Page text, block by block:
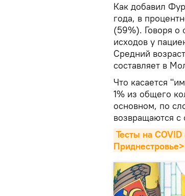
Как добавил
года, в
(59%). Говоря о
исходов у
Средний
составляет в
Что касается
1% из общего
основном, по
возвращаются с
Тесты на